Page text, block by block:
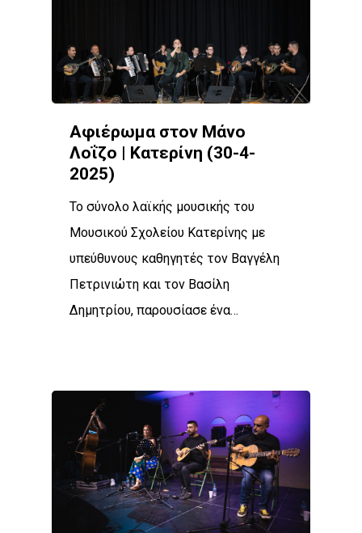
Αφιέρωμα στον Μάνο
Λοΐζο | Κατερίνη (30-4-
2025)
Το σύνολο λαϊκής μουσικής του
Μουσικού Σχολείου Κατερίνης με
υπεύθυνους καθηγητές τον Βαγγέλη
Πετρινιώτη και τον Βασίλη
Δημητρίου, παρουσίασε ένα…
Συνέδρια
Επικοινωνία